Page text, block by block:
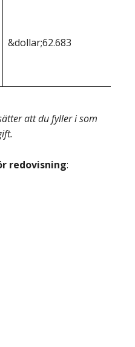
&dollar;62.683
att du fyller i som
redovisning: